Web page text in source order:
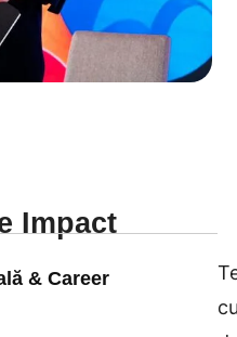
Impact
& Career